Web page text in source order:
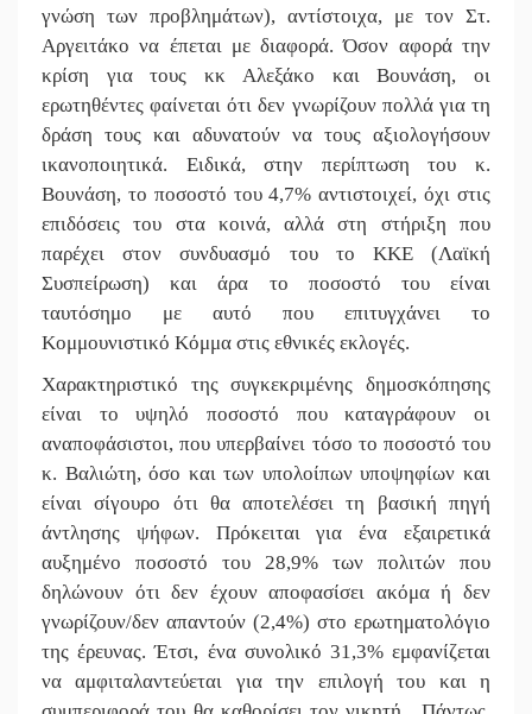
γνώση των προβλημάτων), αντίστοιχα, με τον Στ.
Αργειτάκο να έπεται με διαφορά. Όσον αφορά την
κρίση για τους κκ Αλεξάκο και Βουνάση, οι
ερωτηθέντες φαίνεται ότι δεν γνωρίζουν πολλά για τη
δράση τους και αδυνατούν να τους αξιολογήσουν
ικανοποιητικά. Ειδικά, στην περίπτωση του κ.
Βουνάση, το ποσοστό του 4,7% αντιστοιχεί, όχι στις
επιδόσεις του στα κοινά, αλλά στη στήριξη που
παρέχει στον συνδυασμό του το ΚΚΕ (Λαϊκή
Συσπείρωση) και άρα το ποσοστό του είναι
ταυτόσημο με αυτό που επιτυγχάνει το
Κομμουνιστικό Κόμμα στις εθνικές εκλογές.
Χαρακτηριστικό της συγκεκριμένης δημοσκόπησης
είναι το υψηλό ποσοστό που καταγράφουν οι
αναποφάσιστοι, που υπερβαίνει τόσο το ποσοστό του
κ. Βαλιώτη, όσο και των υπολοίπων υποψηφίων και
είναι σίγουρο ότι θα αποτελέσει τη βασική πηγή
άντλησης ψήφων. Πρόκειται για ένα εξαιρετικά
αυξημένο ποσοστό του 28,9% των πολιτών που
δηλώνουν ότι δεν έχουν αποφασίσει ακόμα ή δεν
γνωρίζουν/δεν απαντούν (2,4%) στο ερωτηματολόγιο
της έρευνας. Έτσι, ένα συνολικό 31,3% εμφανίζεται
να αμφιταλαντεύεται για την επιλογή του και η